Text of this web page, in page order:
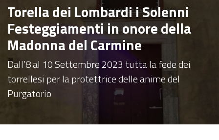
Torella dei Lombardi i Solenni
Festeggiamenti in onore della
Madonna del Carmine
Dall’8 al 10 Settembre 2023 tutta la fede dei
torrellesi per la protettrice delle anime del
Purgatorio